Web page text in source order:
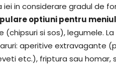
in considerare gradul de
optiuni pentru
(chipsuri si sos), legumele.
aperitive extravagante
etc.), friptura sau homar,